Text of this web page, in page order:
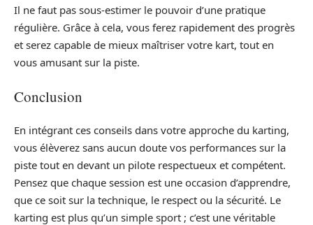
Il ne faut pas sous-estimer le pouvoir d’une pratique
régulière. Grâce à cela, vous ferez rapidement des progrès
et serez capable de mieux maîtriser votre kart, tout en
vous amusant sur la piste.
Conclusion
En intégrant ces conseils dans votre approche du karting,
vous élèverez sans aucun doute vos performances sur la
piste tout en devant un pilote respectueux et compétent.
Pensez que chaque session est une occasion d’apprendre,
que ce soit sur la technique, le respect ou la sécurité. Le
karting est plus qu’un simple sport ; c’est une véritable